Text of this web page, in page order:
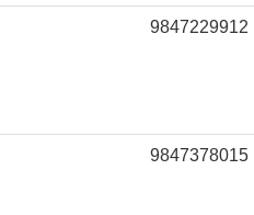
9847229912
9847378015